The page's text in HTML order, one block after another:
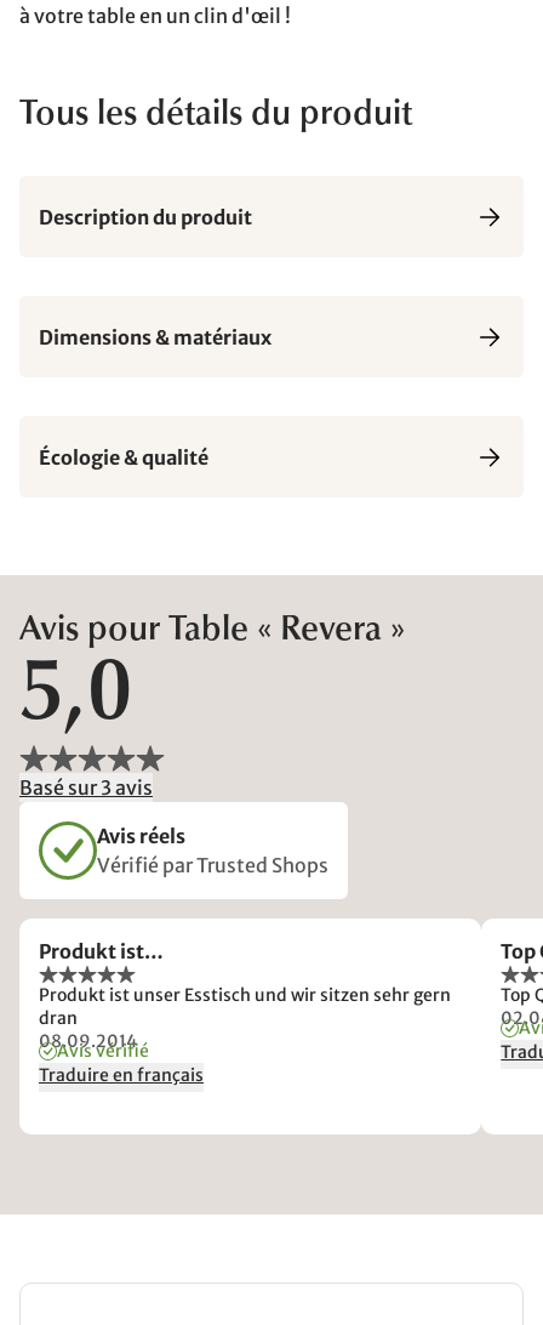
à votre table en un clin d'œil !
Tous les détails du produit
Description du produit
Dimensions & matériaux
Écologie & qualité
Avis pour Table « Revera »
5,0
Basé sur 3 avis
Avis réels
Vérifié par Trusted Shops
Produkt ist…
Produkt ist unser Esstisch und wir sitzen sehr gern
dran
08.09.2014
Avis vérifié
Traduire en français
Top
Top